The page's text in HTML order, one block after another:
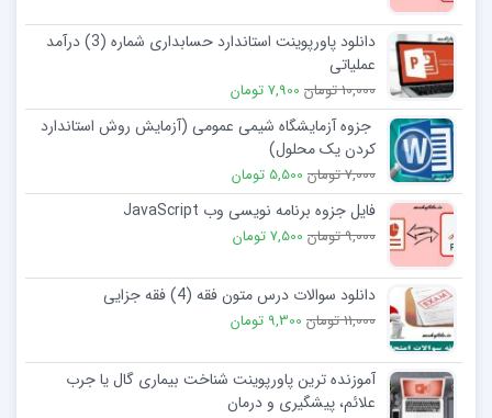
دانلود پاورپوینت استاندارد حسابداری شماره (3) درآمد
عملیاتی
10,000 تومان 7,900 تومان
جزوه آزمایشگاه شیمی عمومی (آزمایش روش استاندارد
کردن یک محلول)
7,000 تومان 5,500 تومان
فایل جزوه برنامه نویسی وب JavaScript
9,000 تومان 7,500 تومان
دانلود سوالات درس متون فقه (4) فقه جزایی
11,000 تومان 9,300 تومان
آموزنده ترین پاورپوینت شناخت بیماری گال یا جرب
علائم، پیشگیری و درمان